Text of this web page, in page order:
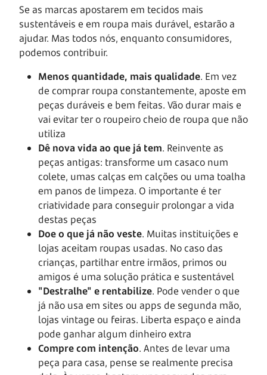
Se as marcas apostarem em tecidos mais
sustentáveis e em roupa mais durável, estarão a
ajudar. Mas todos nós, enquanto consumidores,
podemos contribuir.
Menos quantidade, mais qualidade. Em vez
de comprar roupa constantemente, aposte em
peças duráveis e bem feitas. Vão durar mais e
vai evitar ter o roupeiro cheio de roupa que não
utiliza
Dê nova vida ao que já tem. Reinvente as
peças antigas: transforme um casaco num
colete, umas calças em calções ou uma toalha
em panos de limpeza. O importante é ter
criatividade para conseguir prolongar a vida
destas peças
Doe o que já não veste. Muitas instituições e
lojas aceitam roupas usadas. No caso das
crianças, partilhar entre irmãos, primos ou
amigos é uma solução prática e sustentável
"Destralhe" e rentabilize. Pode vender o que
já não usa em sites ou apps de segunda mão,
lojas vintage ou feiras. Liberta espaço e ainda
pode ganhar algum dinheiro extra
Compre com intenção. Antes de levar uma
peça para casa, pense se realmente precisa